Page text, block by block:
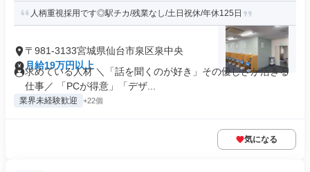
人柄重視採用です◎駅チカ/残業なし/土日祝休/年休125日
〒981-3133宮城県仙台市泉区泉中央
月給19万円以上
求めている人材 ＼「話を聞くのが好き」その優しさが活きる
仕事／ 「PCが得意」「デザ...
業界未経験歓迎 +22個
気になる